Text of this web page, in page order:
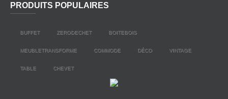
PRODUITS POPULAIRES
BUFFET ZERODECHET BOITEBOIS
MEUBLETRANSFORME COMMODE DÉCO VINTAGE
TABLE CHEVET